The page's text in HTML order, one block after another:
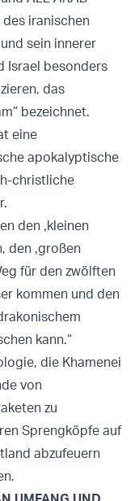
iranischen
sein innerer
Israel besonders
das
bezeichnet.
eine
apokalyptische
christliche
den ‚kleinen
den ‚großen
für den zwölften
kommen und den
kann.“
die Khamenei
von
zu
Sprengköpfe auf
abzufeuern